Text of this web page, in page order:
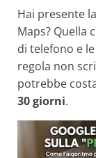
Hai presente
Maps? Quella
di telefono e
regola non
potrebbe
30 giorni.